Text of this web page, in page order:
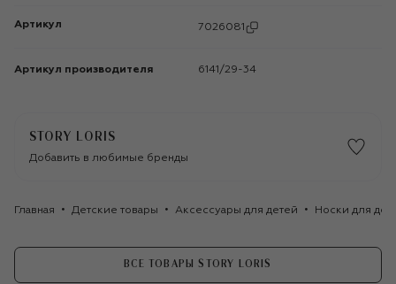
Артикул 7026081
Артикул производителя 6141/29-34
STORY LORIS
Добавить в любимые бренды
Главная Детские товары Аксессуары для детей Носки для
ВСЕ ТОВАРЫ STORY LORIS